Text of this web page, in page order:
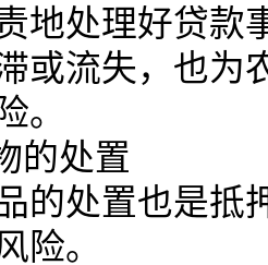
地处理好贷款
或流失，也为
。
处置
处置也是抵
险。